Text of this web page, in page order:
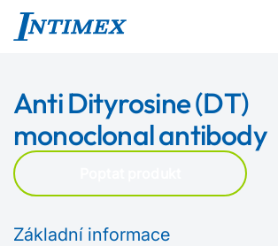
Anti Dityrosine (DT)
monoclonal antibody
Základní informace